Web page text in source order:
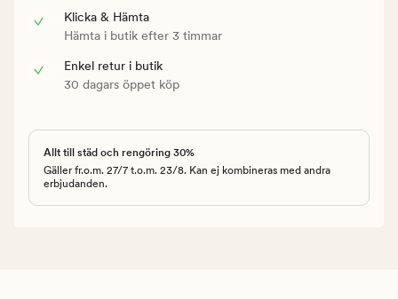
Klicka & Hämta
Hämta i butik efter 3 timmar
Enkel retur i butik
30 dagars öppet köp
Allt till städ och rengöring 30%
Gäller fr.o.m. 27/7 t.o.m. 23/8. Kan ej kombineras med andra
erbjudanden.